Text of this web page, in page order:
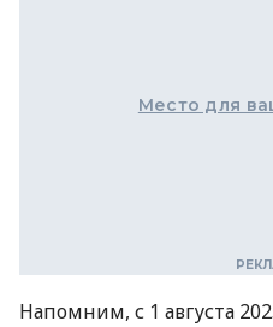
Место для
Напомним, с 1 августа